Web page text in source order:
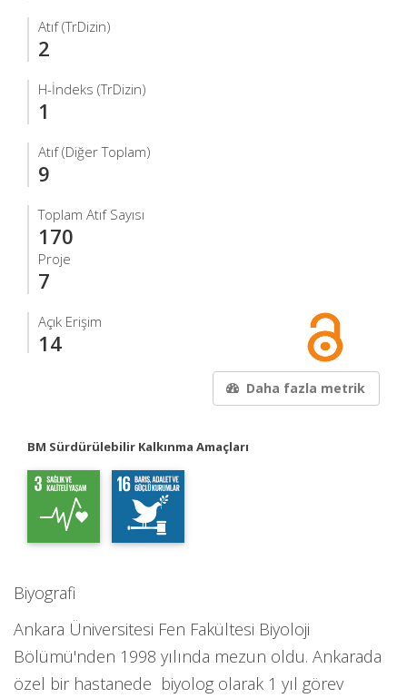
Atıf (TrDizin)
2
H-İndeks (TrDizin)
1
Atıf (Diğer Toplam)
9
Toplam Atıf Sayısı
170
Proje
7
Açık Erişim
14
Daha fazla metrik
BM Sürdürülebilir Kalkınma Amaçları
Biyografi
Ankara Üniversitesi Fen Fakültesi Biyoloji
Bölümü'nden 1998 yılında mezun oldu. Ankarada
özel bir hastanede biyolog olarak 1 yıl görev